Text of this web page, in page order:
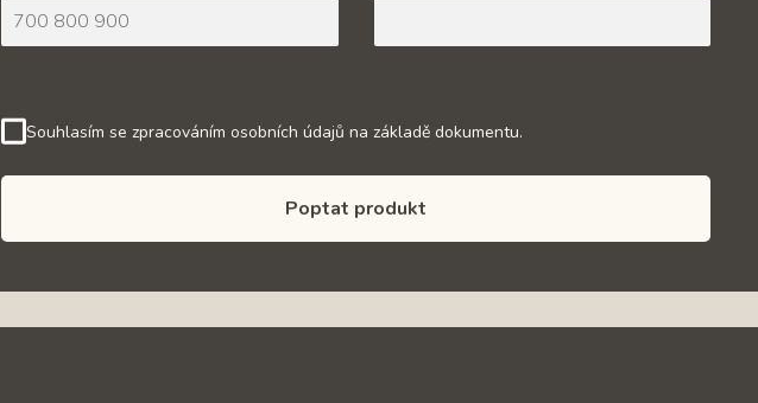
Souhlasím se zpracováním osobních údajů na základě dokumentu.
Poptat produkt